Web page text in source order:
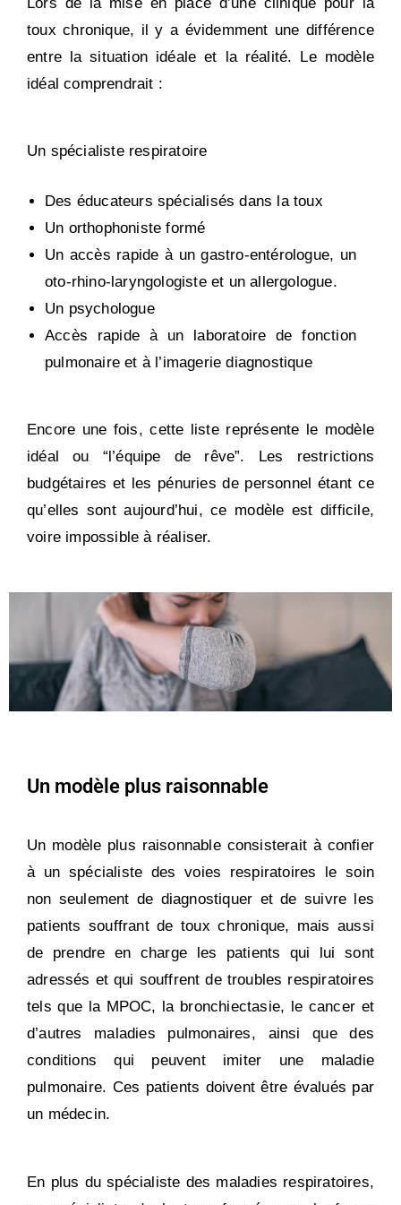
toux chronique, il y a évidemment une différence
entre la situation idéale et la réalité. Le modèle
idéal comprendrait :
Un spécialiste respiratoire
Des éducateurs spécialisés dans la toux
Un orthophoniste formé
Un accès rapide à un gastro-entérologue, un
oto-rhino-laryngologiste et un allergologue.
Un psychologue
Accès rapide à un laboratoire de fonction
pulmonaire et à l’imagerie diagnostique
Encore une fois, cette liste représente le modèle
idéal ou “l’équipe de rêve”. Les restrictions
budgétaires et les pénuries de personnel étant ce
qu’elles sont aujourd’hui, ce modèle est difficile,
voire impossible à réaliser.
Un modèle plus raisonnable
Un modèle plus raisonnable consisterait à confier
à un spécialiste des voies respiratoires le soin
non seulement de diagnostiquer et de suivre les
patients souffrant de toux chronique, mais aussi
de prendre en charge les patients qui lui sont
adressés et qui souffrent de troubles respiratoires
tels que la MPOC, la bronchiectasie, le cancer et
d’autres maladies pulmonaires, ainsi que des
conditions qui peuvent imiter une maladie
pulmonaire. Ces patients doivent être évalués par
un médecin.
En plus du spécialiste des maladies respiratoires,